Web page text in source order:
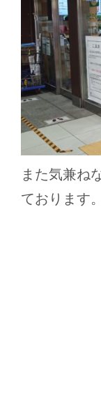
また気兼ね
ております。